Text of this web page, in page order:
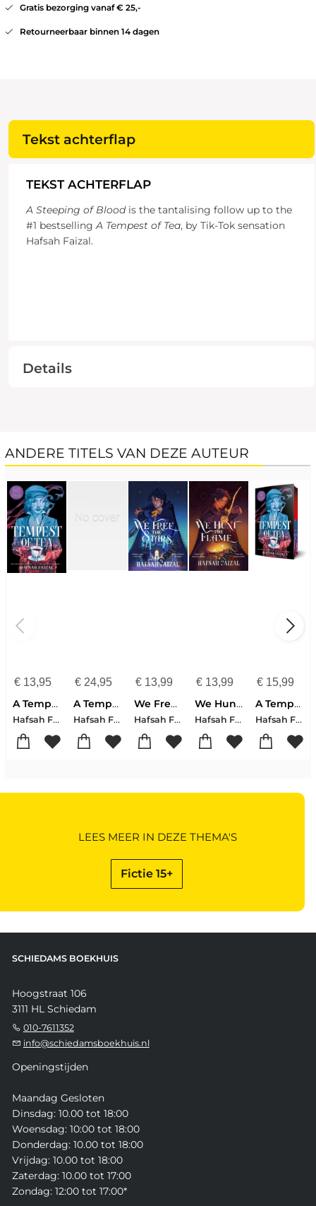
Gratis bezorging vanaf € 25,-
Retourneerbaar binnen 14 dagen
Tekst achterflap
TEKST ACHTERFLAP
A Steeping of Bloodis the tantalising follow up to the
#1 bestsellingA Tempest of Tea, by Tik-Tok sensation
Hafsah Faizal.
Details
ANDERE TITELS VAN DEZE AUTEUR
€13,95
A Tempest of Tea
Hafsah Faizal
€24,95
A Tempest of Tea
Hafsah Faizal
€ 13,99
We Free the Stars
Hafsah Faizal
€ 13,99
We Hunt the Flame
Hafsah Faizal
€ 15,99
A Tempest of Tea
Hafsah Faizal
Fictie 15+
LEES MEER IN DEZE THEMA'S
SCHIEDAMS BOEKHUIS
Hoogstraat 106
3111 HL Schiedam
010-7611352
info@schiedamsboekhuis.nl
Openingstijden
Maandag Gesloten
Dinsdag: 10.00 tot 18:00
Woensdag: 10:00 tot 18:00
Donderdag: 10.00 tot 18:00
Vrijdag: 10.00 tot 18:00
Zaterdag: 10.00 tot 17:00
Zondag: 12:00 tot 17:00*